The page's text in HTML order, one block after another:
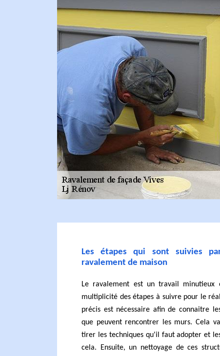
Les étapes qui sont suivies
ravalement de maison
Le ravalement est un travail
multiplicité des étapes à suivre pour le
précis est nécessaire afin de connaitre
que peuvent rencontrer les murs. Cela
tirer les techniques qu'il faut adopter et
cela. Ensuite, un nettoyage de ces